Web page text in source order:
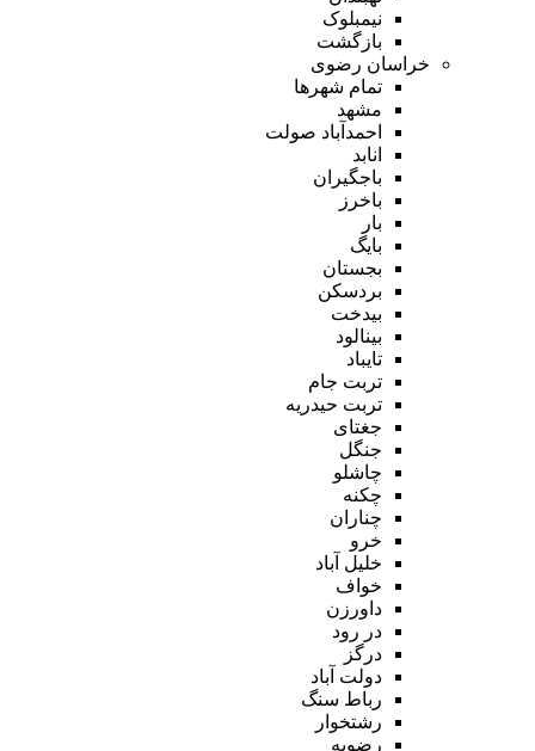
نیمبلوک
بازگشت
خراسان رضوی
تمام شهر‌ها
مشهد
احمدآباد صولت
انابد
باجگیران
باخرز
بار
بایگ
بجستان
بردسکن
بیدخت
بینالود
تایباد
تربت جام
تربت حیدریه
جغتای
جنگل
چاشلو
چکنه
چناران
خرو
خلیل آباد
خواف
داورزن
در رود
درگز
دولت آباد
رباط سنگ
رشتخوار
رضویه